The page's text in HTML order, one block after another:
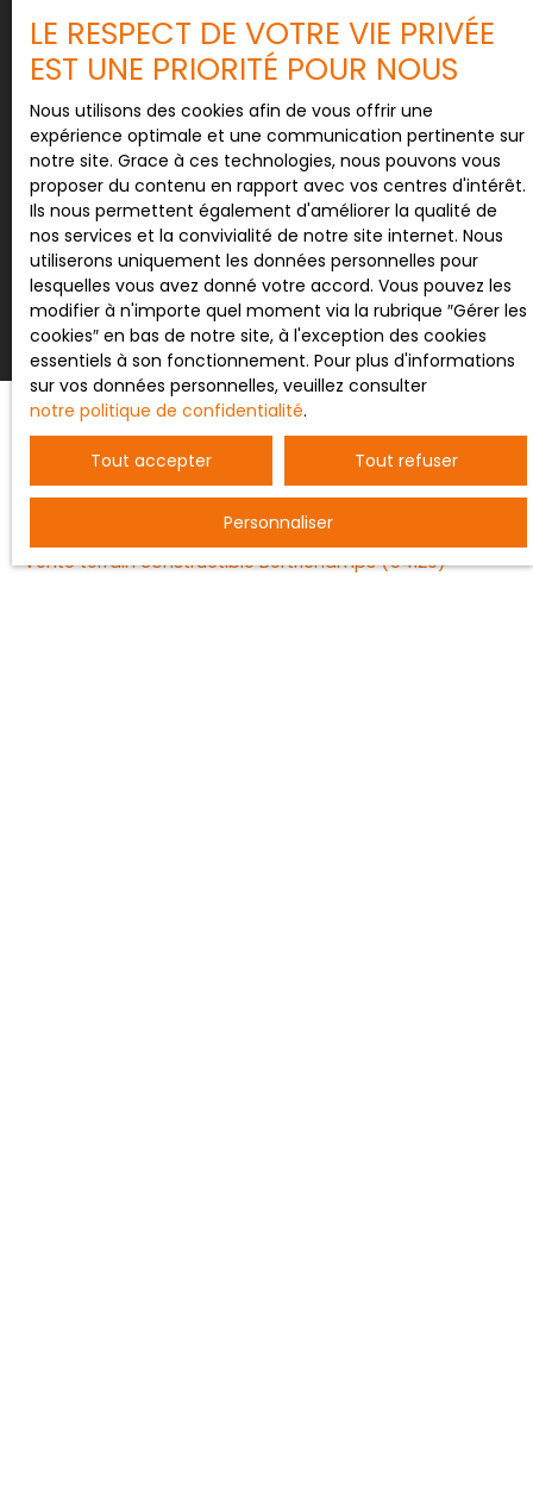
Société Worldline, Service Bloctel, CS 61311, 41013
BLOIS CEDEX.
données personnelles, veuillez consulter notre
politique de confidentialité .
Recevoir des annonces
JE RECHERCHE UN BIEN
Vente entrepôt Nancy (54000)
Vente terrain constructible Bertrichamps (54120)
LE RESPECT DE VOTRE VIE PRIVÉE
EST UNE PRIORITÉ POUR NOUS
Nous utilisons des cookies afin de vous offrir une
expérience optimale et une communication pertinente sur
notre site. Grace à ces technologies, nous pouvons vous
proposer du contenu en rapport avec vos centres d'intérêt.
Ils nous permettent également d'améliorer la qualité de
nos services et la convivialité de notre site internet. Nous
utiliserons uniquement les données personnelles pour
lesquelles vous avez donné votre accord. Vous pouvez les
modifier à n'importe quel moment via la rubrique ″Gérer les
cookies″ en bas de notre site, à l'exception des cookies
essentiels à son fonctionnement. Pour plus d'informations
sur vos données personnelles, veuillez consulter
notre politique de confidentialité.
Tout accepter Tout refuser
Personnaliser